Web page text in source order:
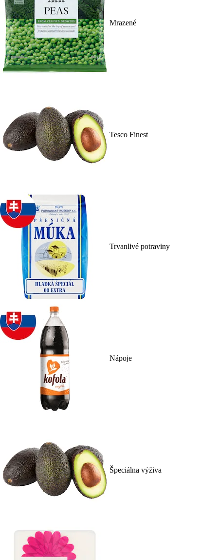
Mrazené
Tesco Finest
Trvanlivé potraviny
Nápoje
Špeciálna výživa